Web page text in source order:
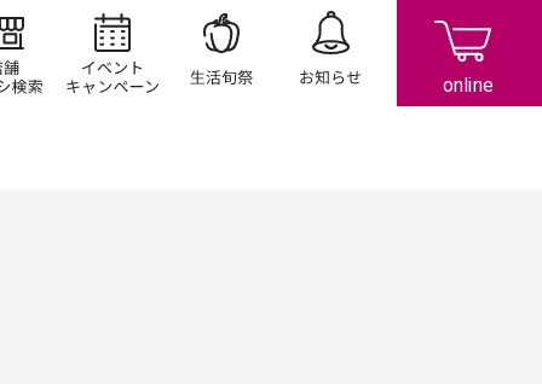
店舗/チラシ検索イベント/キャンペーン
生活旬祭 お知らせ